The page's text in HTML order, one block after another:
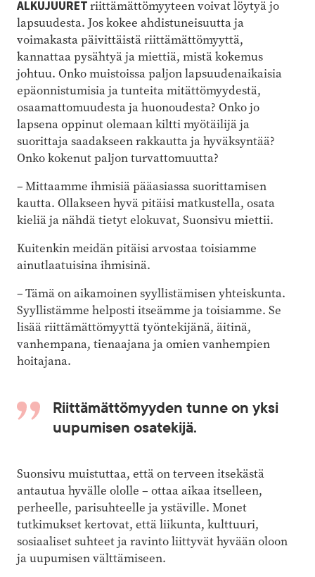
ALKUJUURETriittämättömyyteen voivat löytyä jo
lapsuudesta. Jos kokee ahdistuneisuutta ja
voimakasta päivittäistä riittämättömyyttä,
kannattaa pysähtyä ja miettiä, mistä kokemus
johtuu. Onko muistoissa paljon lapsuudenaikaisia
epäonnistumisia ja tunteita mitättömyydestä,
osaamattomuudesta ja huonoudesta? Onko jo
lapsena oppinut olemaan kiltti myötäilijä ja
suorittaja saadakseen rakkautta ja hyväksyntää?
Onko kokenut paljon turvattomuutta?
– Mittaamme ihmisiä pääasiassa suorittamisen
kautta. Ollakseen hyvä pitäisi matkustella, osata
kieliä ja nähdä tietyt elokuvat, Suonsivu miettii.
Kuitenkin meidän pitäisi arvostaa toisiamme
ainutlaatuisina ihmisinä.
– Tämä on aikamoinen syyllistämisen yhteiskunta.
Syyllistämme helposti itseämme ja toisiamme. Se
lisää riittämättömyyttä työntekijänä, äitinä,
vanhempana, tienaajana ja omien vanhempien
hoitajana.
Riittämättömyyden tunne on yksi
uupumisen osatekijä.
Suonsivu muistuttaa, että on terveen itsekästä
antautua hyvälle ololle – ottaa aikaa itselleen,
perheelle, parisuhteelle ja ystäville. Monet
tutkimukset kertovat, että liikunta, kulttuuri,
sosiaaliset suhteet ja ravinto liittyvät hyvään oloon
ja uupumisen välttämiseen.